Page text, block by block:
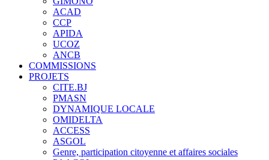
ACAD
CCP
APIDA
UCOZ
ANCB
COMMISSIONS
PROJETS
CITE.BJ
PMASN
DYNAMIQUE LOCALE
OMIDELTA
ACCESS
ASGOL
Genre, participation citoyenne et affaires sociales